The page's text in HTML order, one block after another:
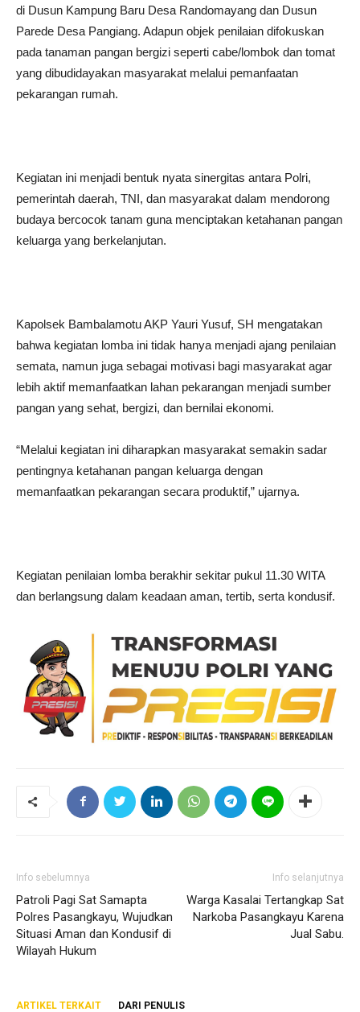
di Dusun Kampung Baru Desa Randomayang dan Dusun
Parede Desa Pangiang. Adapun objek penilaian difokuskan
pada tanaman pangan bergizi seperti cabe/lombok dan tomat
yang dibudidayakan masyarakat melalui pemanfaatan
pekarangan rumah.
Kegiatan ini menjadi bentuk nyata sinergitas antara Polri,
pemerintah daerah, TNI, dan masyarakat dalam mendorong
budaya bercocok tanam guna menciptakan ketahanan pangan
keluarga yang berkelanjutan.
Kapolsek Bambalamotu AKP Yauri Yusuf, SH mengatakan
bahwa kegiatan lomba ini tidak hanya menjadi ajang penilaian
semata, namun juga sebagai motivasi bagi masyarakat agar
lebih aktif memanfaatkan lahan pekarangan menjadi sumber
pangan yang sehat, bergizi, dan bernilai ekonomi.
“Melalui kegiatan ini diharapkan masyarakat semakin sadar
pentingnya ketahanan pangan keluarga dengan
memanfaatkan pekarangan secara produktif,” ujarnya.
Kegiatan penilaian lomba berakhir sekitar pukul 11.30 WITA
dan berlangsung dalam keadaan aman, tertib, serta kondusif.
Info sebelumnya
Patroli Pagi Sat Samapta
Polres Pasangkayu, Wujudkan
Situasi Aman dan Kondusif di
Wilayah Hukum
Info selanjutnya
Warga Kasalai Tertangkap Sat
Narkoba Pasangkayu Karena
Jual Sabu.
ARTIKEL TERKAIT DARI PENULIS